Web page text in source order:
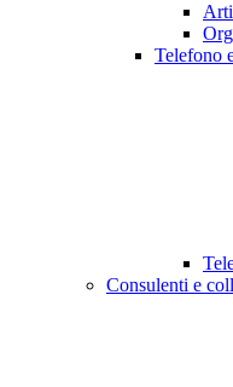
Telefono
Consulenti e